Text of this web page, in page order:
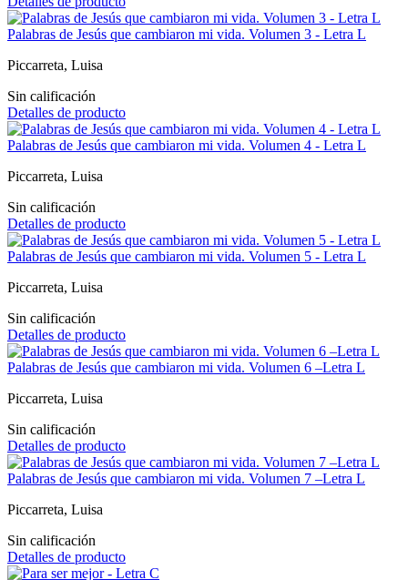
Palabras de Jesús que cambiaron mi vida. Volumen 3 - Letra L
Piccarreta, Luisa
Sin calificación
Detalles de producto
Palabras de Jesús que cambiaron mi vida. Volumen 4 - Letra L
Piccarreta, Luisa
Sin calificación
Detalles de producto
Palabras de Jesús que cambiaron mi vida. Volumen 5 - Letra L
Piccarreta, Luisa
Sin calificación
Detalles de producto
Palabras de Jesús que cambiaron mi vida. Volumen 6 –Letra L
Piccarreta, Luisa
Sin calificación
Detalles de producto
Palabras de Jesús que cambiaron mi vida. Volumen 7 –Letra L
Piccarreta, Luisa
Sin calificación
Detalles de producto